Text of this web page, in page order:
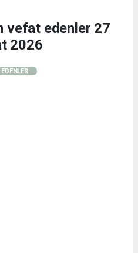
vefat edenler 27
2026
EDENLER